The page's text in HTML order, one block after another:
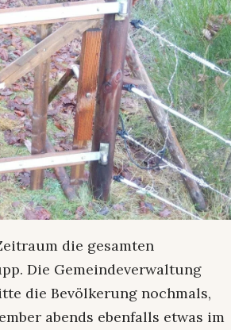
die gesamten
Die Gemeindeverwaltung
die Bevölkerung nochmals,
abends ebenfalls etwas im